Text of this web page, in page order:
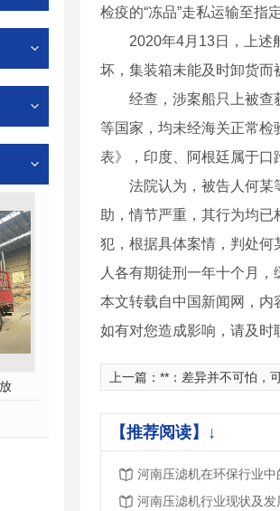
河南沙石分离机生产厂家
检疫的“冻品”走私运输至指
2020年4月13日，上述船
坏，集装箱未能及时卸货而
经查，涉案船只上被查获
等国家，均未经海关正常
表》，印度、阿根廷属于口
法院认为，被告人何某等
助，情节严重，其行为均
犯，根据具体案情，判处
人各有期徒刑一年十个月
本文转载自中国新闻网，内
如有对您造成影响，请及时
上一篇： **：差异并不可怕，可
【推荐阅读】↓
河南压滤机在环保行业中
河南压滤机行业现状及发